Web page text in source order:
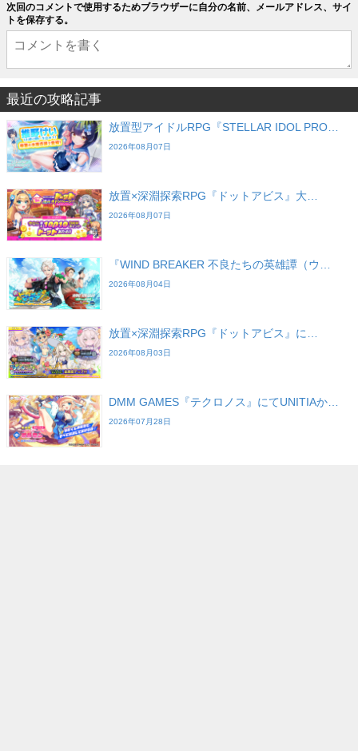
次回のコメントで使用するためブラウザーに自分の名前、メールアドレス、サイ
トを保存する。
最近の攻略記事
放置型アイドルRPG『STELLAR IDOL PRO…
2026年08月07日
放置×深淵探索RPG『ドットアビス』大…
2026年08月07日
『WIND BREAKER 不良たちの英雄譚（ウ…
2026年08月04日
放置×深淵探索RPG『ドットアビス』に…
2026年08月03日
DMM GAMES『テクロノス』にてUNITIAか…
2026年07月28日